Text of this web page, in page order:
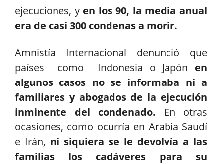
ejecuciones, y en los 90, la media anual
era de casi 300 condenas a morir.
Amnistía Internacional denunció que
países como Indonesia o Japón en
algunos casos no se informaba ni a
familiares y abogados de la ejecución
inminente del condenado. En otras
ocasiones, como ocurría en Arabia Saudí
e Irán, ni siquiera se le devolvía a las
familias los cadáveres para su